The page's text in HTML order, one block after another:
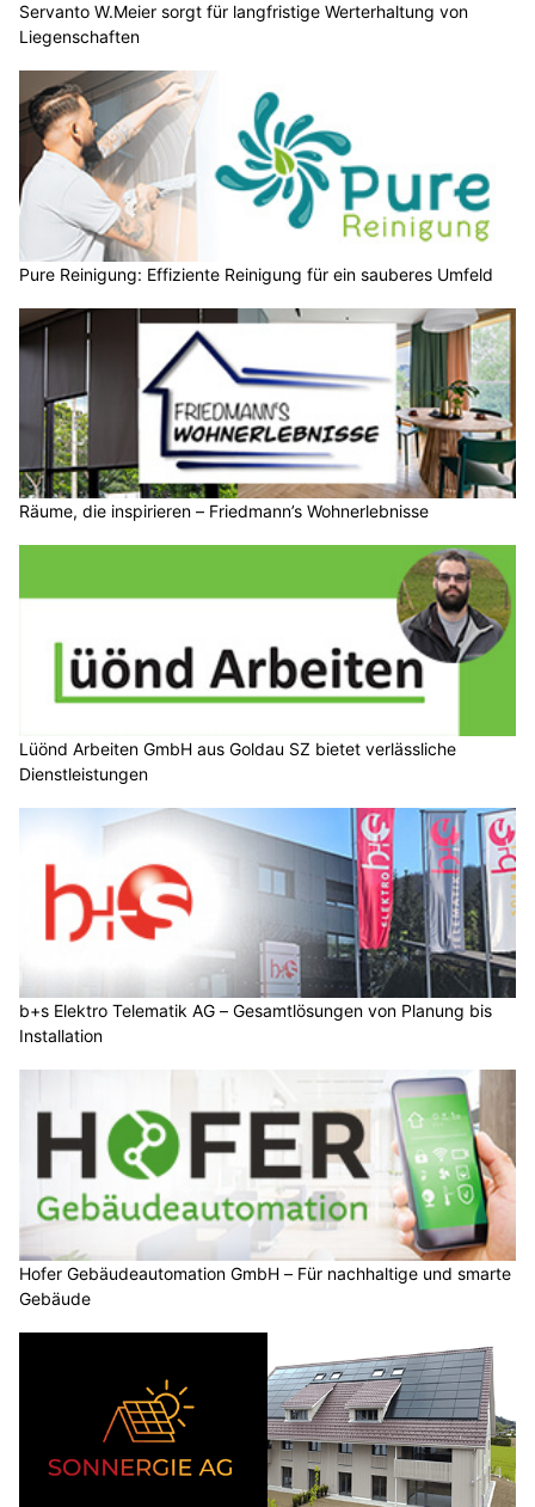
Servanto W.Meier sorgt für langfristige Werterhaltung von
Liegenschaften
Pure Reinigung: Effiziente Reinigung für ein sauberes Umfeld
Räume, die inspirieren – Friedmann’s Wohnerlebnisse
Lüönd Arbeiten GmbH aus Goldau SZ bietet verlässliche
Dienstleistungen
b+s Elektro Telematik AG – Gesamtlösungen von Planung bis
Installation
Hofer Gebäudeautomation GmbH – Für nachhaltige und smarte
Gebäude